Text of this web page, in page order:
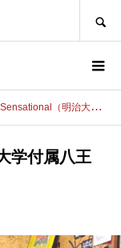
Sensational（明治大学付属八王子高校）
学付属八王